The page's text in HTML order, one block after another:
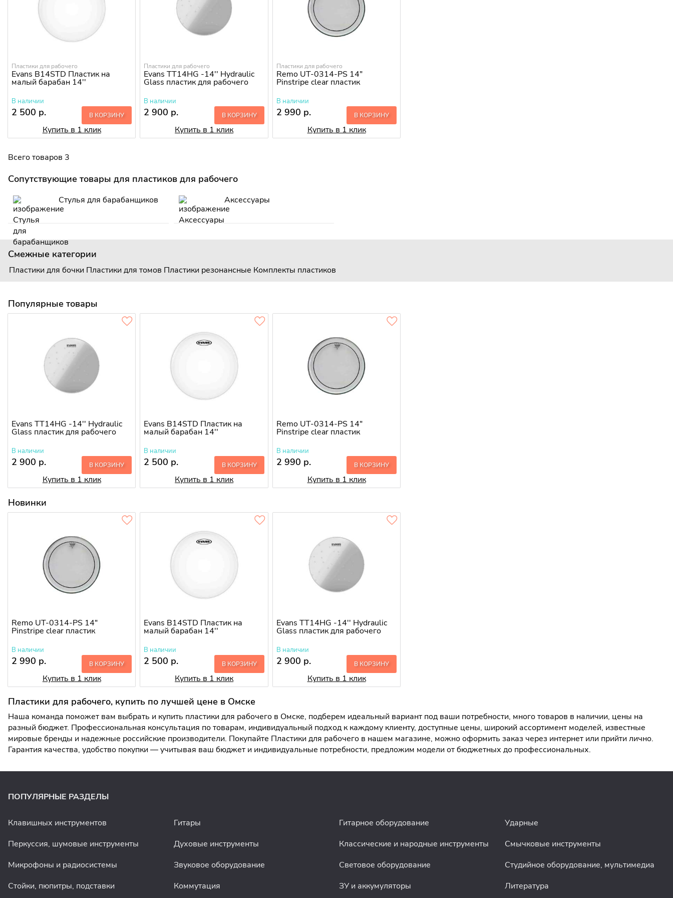
Пластики для рабочего
Evans B14STD Пластик на
малый барабан 14''
В наличии
2 500 р. В КОРЗИНУ
Купить в 1 клик
Пластики для рабочего
Evans TT14HG -14'' Hydraulic
Glass пластик для рабочего
В наличии
2 900 р. В КОРЗИНУ
Купить в 1 клик
Пластики для рабочего
Remo UT-0314-PS 14"
Pinstripe clear пластик
В наличии
2 990 р. В КОРЗИНУ
Купить в 1 клик
Всего товаров 3
Сопутствующие товары для пластиков для рабочего
Стулья для барабанщиков Аксессуары
Смежные категории
Пластики для бочки Пластики для томов Пластики резонансные Комплекты пластиков
Популярные товары
Evans TT14HG -14'' Hydraulic
Glass пластик для рабочего
В наличии
2 900 р. В КОРЗИНУ
Купить в 1 клик
Evans B14STD Пластик на
малый барабан 14''
В наличии
2 500 р. В КОРЗИНУ
Купить в 1 клик
Remo UT-0314-PS 14"
Pinstripe clear пластик
В наличии
2 990 р. В КОРЗИНУ
Купить в 1 клик
Новинки
Remo UT-0314-PS 14"
Pinstripe clear пластик
В наличии
2 990 р. В КОРЗИНУ
Купить в 1 клик
Evans B14STD Пластик на
малый барабан 14''
В наличии
2 500 р. В КОРЗИНУ
Купить в 1 клик
Evans TT14HG -14'' Hydraulic
Glass пластик для рабочего
В наличии
2 900 р. В КОРЗИНУ
Купить в 1 клик
Пластики для рабочего, купить по лучшей цене в Омске
Наша команда поможет вам выбрать и купить пластики для рабочего в Омске, подберем идеальный вариант под ваши потребности, много товаров в наличии, цены на
разный бюджет. Профессиональная консультация по товарам, индивидуальный подход к каждому клиенту, доступные цены, широкий ассортимент моделей, известные
мировые бренды и надежные российские производители. Покупайте Пластики для рабочего в нашем магазине, можно оформить заказ через интернет или прийти лично.
Гарантия качества, удобство покупки — учитывая ваш бюджет и индивидуальные потребности, предложим модели от бюджетных до профессиональных.
ПОПУЛЯРНЫЕ РАЗДЕЛЫ
Клавишных инструментов Гитары Гитарное оборудование
Ударные
Перкуссия, шумовые инструменты
Духовые инструменты Классические и народные инструменты
Смычковые инструменты
Микрофоны и радиосистемы
Звуковое оборудование Световое оборудование
Студийное оборудование, мультимедиа
Стойки, пюпитры, подставки
Коммутация ЗУ и аккумуляторы Литература